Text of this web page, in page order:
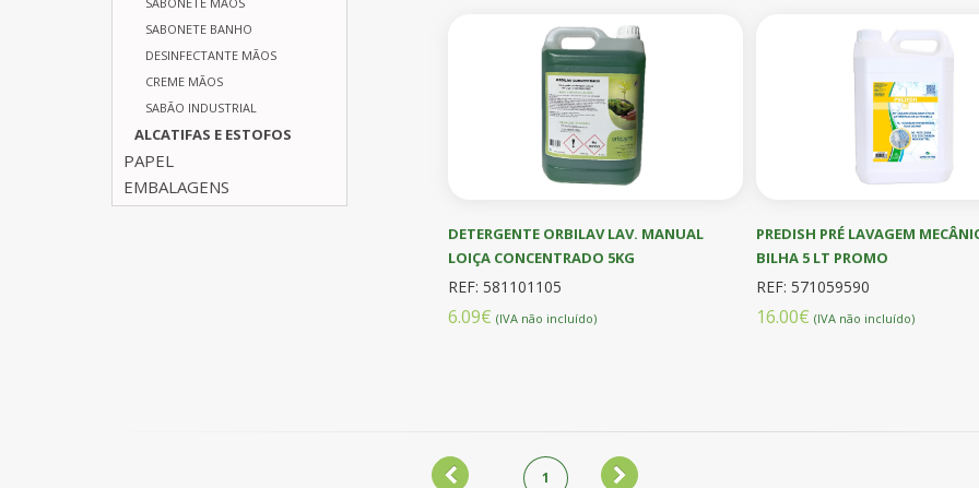
SABONETE BANHO
DESINFECTANTE MÃOS
CREME MÃOS
SABÃO INDUSTRIAL
ALCATIFAS E ESTOFOS
PAPEL
EMBALAGENS
DETERGENTE ORBILAV LAV. MANUAL
LOIÇA CONCENTRADO 5KG
REF: 581101105
6.09€ (IVA não incluído)
PREDISH PRÉ LAVAGEM
BILHA 5 LT PROMO
REF: 571059590
16.00€ (IVA não incluído)
1